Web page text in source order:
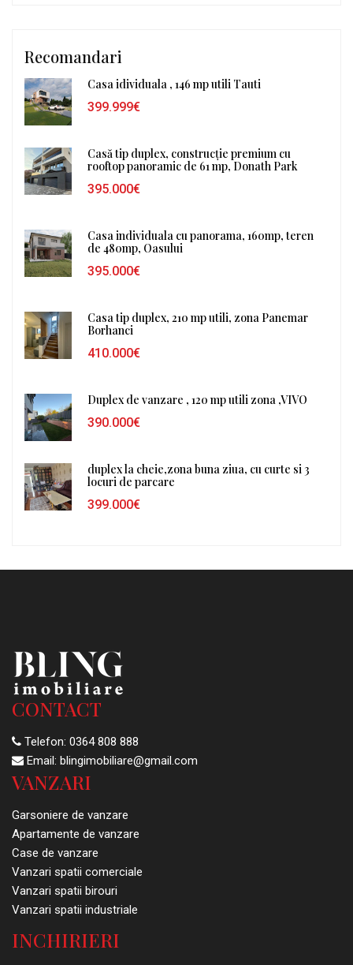
Recomandari
Casa idividuala , 146 mp utili Tauti
399.999€
Casă tip duplex, construcție premium cu
rooftop panoramic de 61 mp, Donath Park
395.000€
Casa individuala cu panorama, 160mp, teren
de 480mp, Oasului
395.000€
Casa tip duplex, 210 mp utili, zona Panemar
Borhanci
410.000€
Duplex de vanzare , 120 mp utili zona ,VIVO
390.000€
duplex la cheie,zona buna ziua, cu curte si 3
locuri de parcare
399.000€
CONTACT
Telefon: 0364 808 888
Email: blingimobiliare@gmail.com
VANZARI
Garsoniere de vanzare
Apartamente de vanzare
Case de vanzare
Vanzari spatii comerciale
Vanzari spatii birouri
Vanzari spatii industriale
INCHIRIERI